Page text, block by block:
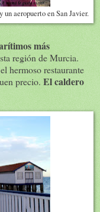
aeropuerto en San Javier.
más
región de Murcia.
hermoso restaurante
precio. El caldero